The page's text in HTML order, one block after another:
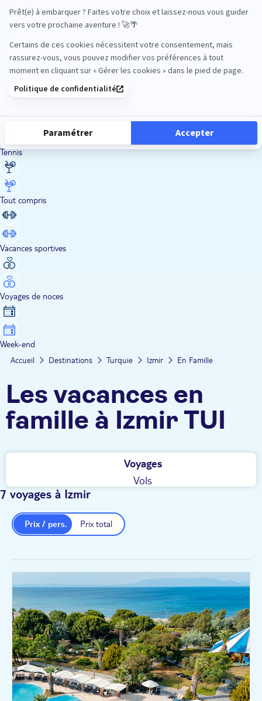
Road Trips
Safari
Tennis
Tout compris
Vacances sportives
Voyages de noces
Week-end
Accueil Destinations Turquie Izmir En Famille
Les vacances en
famille à Izmir TUI
Voyages
Vols
7 voyages à Izmir
Prix total
Prix / pers.